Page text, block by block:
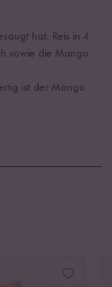
hat, Reis in 4
sowie die Mango
ist der Mango